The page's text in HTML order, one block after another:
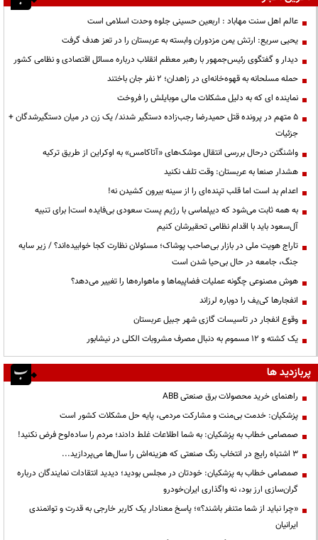
عالم اهل سنت مهاباد : اربعین حسینی جلوه وحدت اسلامی است
یحیی سریع: ارتش یمن مزدوران وابسته به عربستان را در تعز هدف گرفت
دیدار و گفتگوی رئیس‌جمهور با رهبر معظم انقلاب درباره مسائل اقتصادی و نظامی کشور
حمله مسلحانه به قهوه‌خانه‌ای در زاهدان؛ ۲ نفر جان باختند
نماینده ای که به دلیل مشکلات مالی موبایلش را فروخت
۵ متهم در پرونده قتل حمیدرضا رجب‌زاده دستگیر شدند/ یک زن در میان دستگیرشدگان +
جزئیات
واشنگتن درحال بررسی انتقال موشک‌های «آتاکامس» به اوکراین از طریق ترکیه
هشدار صنعا به عربستان: وقت تلف نکنید
اعدام بد است اما قلب تپنده‌ای را از سینه بیرون کشیدن نه!
به همه ثابت می‌شود که دیپلماسی با رژیم پست سعودی بی‌فایده است| برای تنبیه
آل‌سعود باید با اقدام نظامی تحقیرشان کنیم
تاراج هویت ملی در بازار بی‌صاحب پوشاک؛ مسئولان نظارت کجا خوابیده‌اند؟ / زیر سایه
جنگ، جامعه در حال بی‌حیا شدن است
هوش مصنوعی چگونه عملیات فضاپیماها و ماهواره‌ها را تغییر می‌دهد؟
انفجارها کی‌یف را دوباره لرزاند
وقوع انفجار در تاسیسات گازی شهر جبیل عربستان
یک کشته و ۱۲ مسموم به دنبال مصرف مشروبات الکلی در نیشابور
پربازدید ها
راهنمای خرید محصولات برق صنعتی ABB
پزشکیان: خدمت بی‌منت و مشارکت مردمی، پایه حل مشکلات کشور است
صمصامی خطاب به پزشکیان: به شما اطلاعات غلط دادند؛ مردم را ساده‌لوح فرض نکنید!
3 اشتباه رایج در انتخاب رنگ صنعتی که هزینه‌اش را سال‌ها می‌پردازید...
صمصامی خطاب به پزشکیان: خودتان در مجلس بودید؛ دیدید انتقادات نمایندگان درباره
گران‌سازی ارز بود، نه واگذاری ایران‌خودرو
«چرا نباید از شما متنفر باشند؟»؛ پاسخ معنادار یک کاربر خارجی به قدرت و توانمندی
ایرانیان